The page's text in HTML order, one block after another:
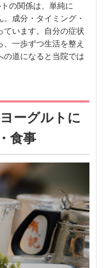
の関係は、単純に
。成分・タイミング・
ています。自分の症状
一歩ずつ生活を整え
の道になると当院では
ーグルトに
食事